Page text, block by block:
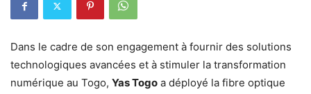
Dans le cadre de son engagement à fournir des solutions
technologiques avancées et à stimuler la transformation
numérique au Togo, Yas Togo a déployé la fibre optique